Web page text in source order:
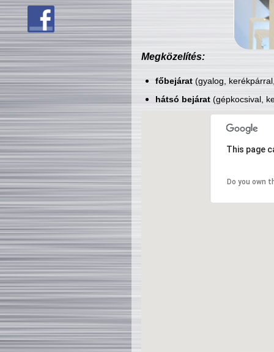
Megközelítés:
főbejárat(gyalog,
hátsó bejárat(gépkocsival,
This page
Do you own